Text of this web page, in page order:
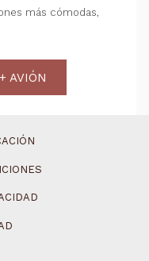
más cómodas,
AVIÓN